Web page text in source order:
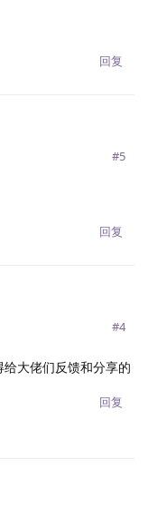
回复
#5
回复
#4
大佬们反馈和分享的
回复